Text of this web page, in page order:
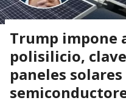
Trump impone
polisilicio,
paneles solares